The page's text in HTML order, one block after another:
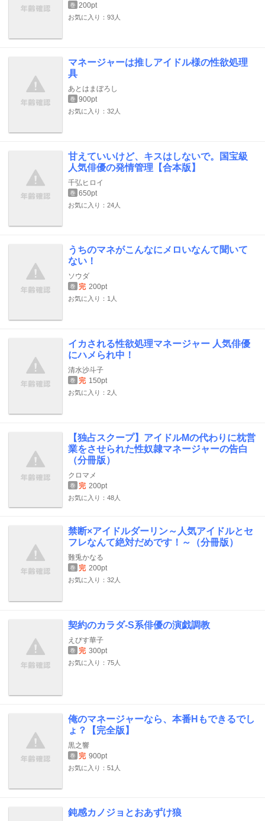
巻 200pt
お気に入り：93人
マネージャーは推しアイドル様の性欲処理
具
あとはまぼろし
巻 900pt
お気に入り：32人
甘えていいけど、キスはしないで。国宝級
人気俳優の発情管理【合本版】
千弘ヒロイ
巻 650pt
お気に入り：24人
うちのマネがこんなにメロいなんて聞いて
ない！
ソウダ
巻 完 200pt
お気に入り：1人
イカされる性欲処理マネージャー 人気俳優
にハメられ中！
清水沙斗子
巻 完 150pt
お気に入り：2人
【独占スクープ】アイドルMの代わりに枕営
業をさせられた性奴隷マネージャーの告白
（分冊版）
クロマメ
巻 完 200pt
お気に入り：48人
禁断×アイドルダーリン～人気アイドルとセ
フレなんて絶対だめです！～（分冊版）
難兎かなる
巻 完 200pt
お気に入り：32人
契約のカラダ-S系俳優の演戯調教
えびす華子
巻 完 300pt
お気に入り：75人
俺のマネージャーなら、本番Hもできるでし
ょ？【完全版】
黒之響
巻 完 900pt
お気に入り：51人
鈍感カノジョとおあずけ狼